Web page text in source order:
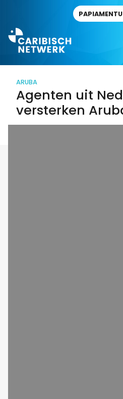
PAPIAMENTU
ARUBA
Agenten uit
versterken